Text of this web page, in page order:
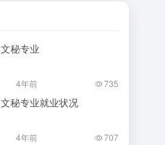
文秘专业
4年前 735
文秘专业就业状况
4年前 707